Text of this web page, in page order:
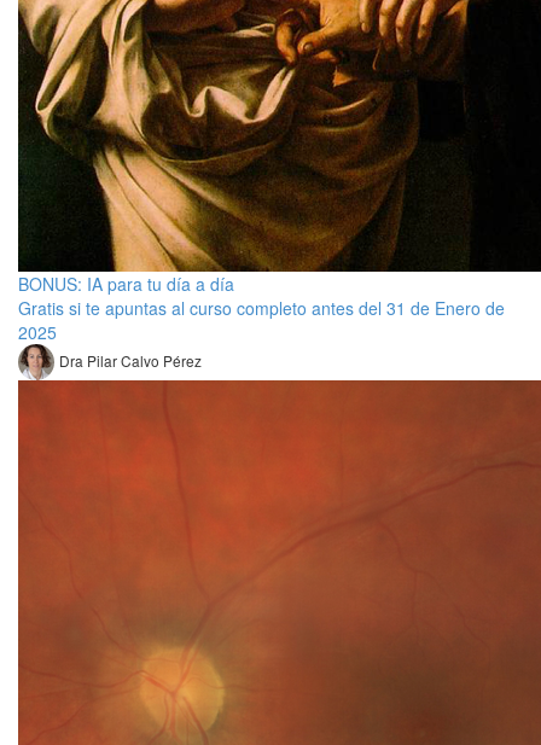
BONUS: IA para tu día a día
Gratis si te apuntas al curso completo antes del 31 de Enero de
2025
Dra Pilar Calvo Pérez